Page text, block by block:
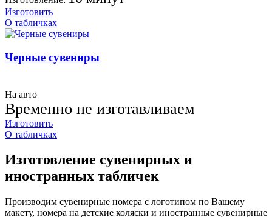
Изготовить
О табличках
Черные сувениры
На авто
Временно не изготавливаем
Изготовить
О табличках
Изготовление сувенирных и
иностранных табличек
Производим сувенирные номера с логотипом по Вашему
макету, номера на детские коляски и иностранные сувенирные